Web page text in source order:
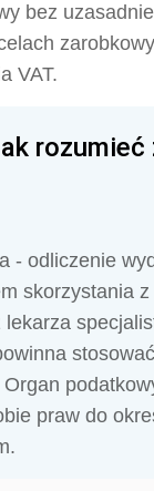
bez
VAT.
rozumieć
- odliczenie
skorzystania
praw do